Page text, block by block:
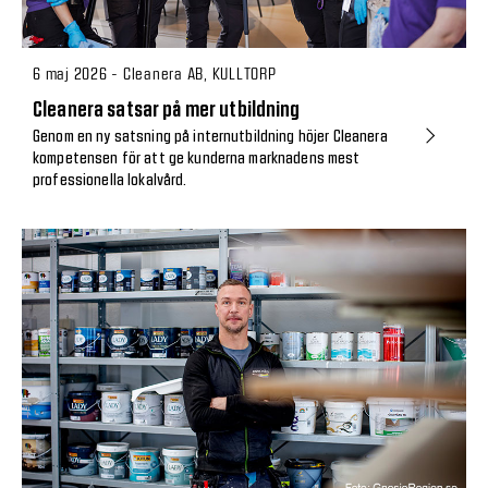
6 maj 2026 - Cleanera AB, KULLTORP
Cleanera satsar på mer utbildning
Genom en ny satsning på internutbildning höjer Cleanera
kompetensen för att ge kunderna marknadens mest
professionella lokalvård.